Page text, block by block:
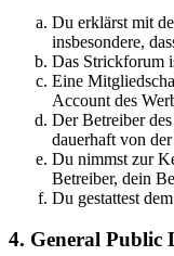
Du erklärst mit
insbesondere,
Das Strickforum
Eine
Account des
Der Betreiber
dauerhaft von
Du nimmst zur
Betreiber, dein
Du gestattest
4. General Public